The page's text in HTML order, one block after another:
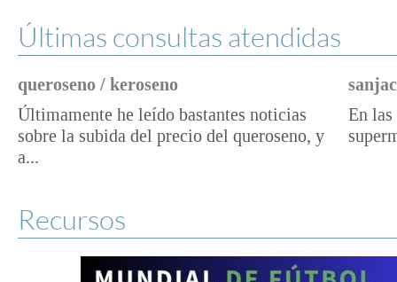
Últimas consultas atendidas
queroseno / keroseno
Últimamente he leído bastantes noticias
sobre la subida del precio del queroseno, y
a...
En las
Recursos